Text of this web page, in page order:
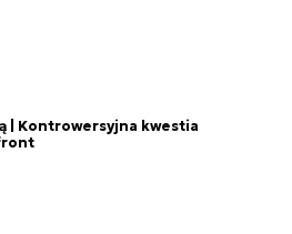
| Kontrowersyjna kwestia